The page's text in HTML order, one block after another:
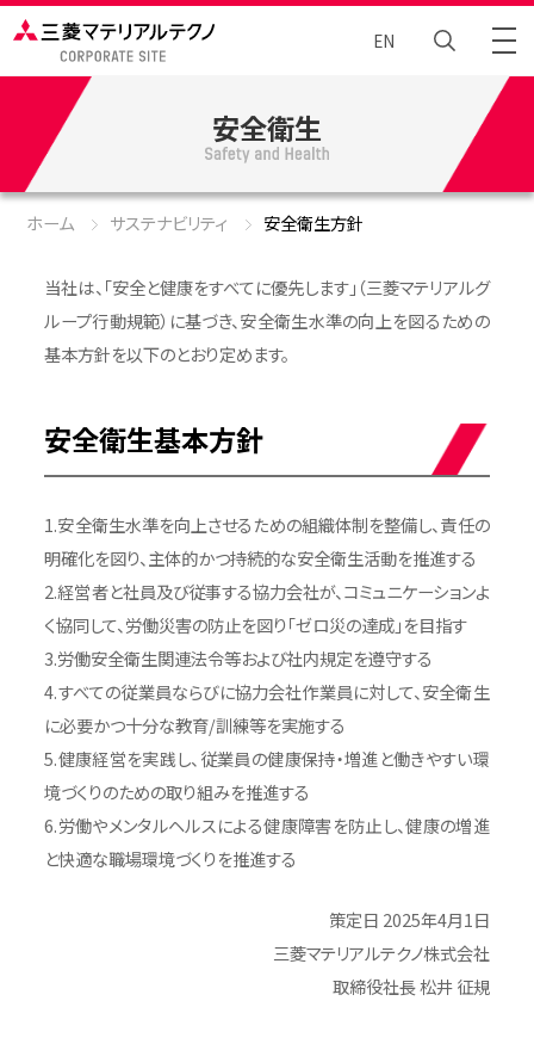
EN
トータルエンジニアリング
Brand Story
ニュース
企業情報
採⽤情報
お問い合わせ
安全衛生
ホーム サステナビリティ 安全衛生方針
当社は、「安全と健康をすべてに優先します」（三菱マテリアルグ
ループ行動規範）に基づき、安全衛生水準の向上を図るための
基本方針を以下のとおり定めます。
安全衛生基本方針
1.安全衛生水準を向上させるための組織体制を整備し、責任の
明確化を図り、主体的かつ持続的な安全衛生活動を推進する
2.経営者と社員及び従事する協力会社が、コミュニケーションよ
く協同して、労働災害の防止を図り「ゼロ災の達成」を目指す
3.労働安全衛生関連法令等および社内規定を遵守する
4.すべての従業員ならびに協力会社作業員に対して、安全衛生
に必要かつ十分な教育/訓練等を実施する
5.健康経営を実践し、従業員の健康保持・増進と働きやすい環
境づくりのための取り組みを推進する
6.労働やメンタルヘルスによる健康障害を防止し、健康の増進
と快適な職場環境づくりを推進する
策定日 2025年4月1日
三菱マテリアルテクノ株式会社
取締役社長 松井 征規